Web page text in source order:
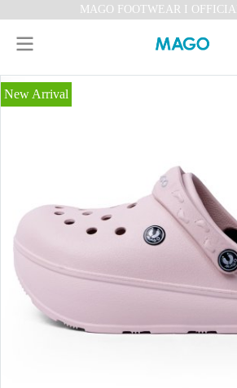
MAGO FOOTWEAR I
New Arrival